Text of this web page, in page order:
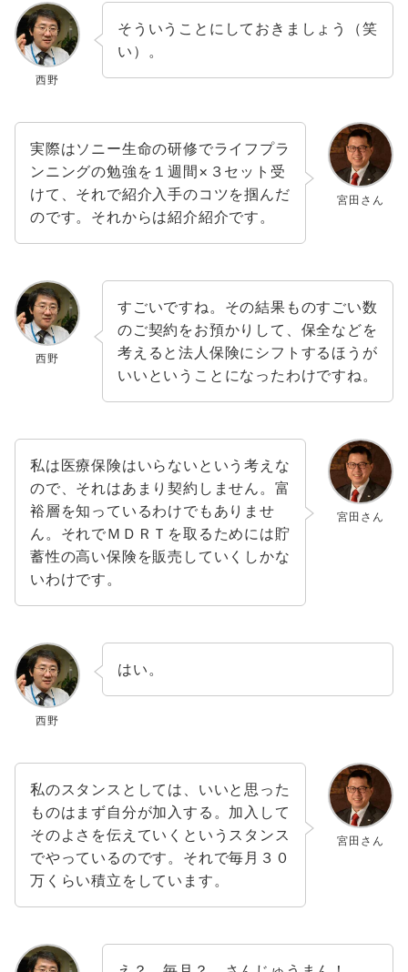
西野
そういうことにしておきましょう（笑
い）。
宮田さん
実際はソニー生命の研修でライフプラ
ンニングの勉強を１週間×３セット受
けて、それで紹介入手のコツを掴んだ
のです。それからは紹介紹介です。
西野
すごいですね。その結果ものすごい数
のご契約をお預かりして、保全などを
考えると法人保険にシフトするほうが
いいということになったわけですね。
宮田さん
私は医療保険はいらないという考えな
ので、それはあまり契約しません。富
裕層を知っているわけでもありませ
ん。それでＭＤＲＴを取るためには貯
蓄性の高い保険を販売していくしかな
いわけです。
西野
はい。
宮田さん
私のスタンスとしては、いいと思った
ものはまず自分が加入する。加入して
そのよさを伝えていくというスタンス
でやっているのです。それで毎月３０
万くらい積立をしています。